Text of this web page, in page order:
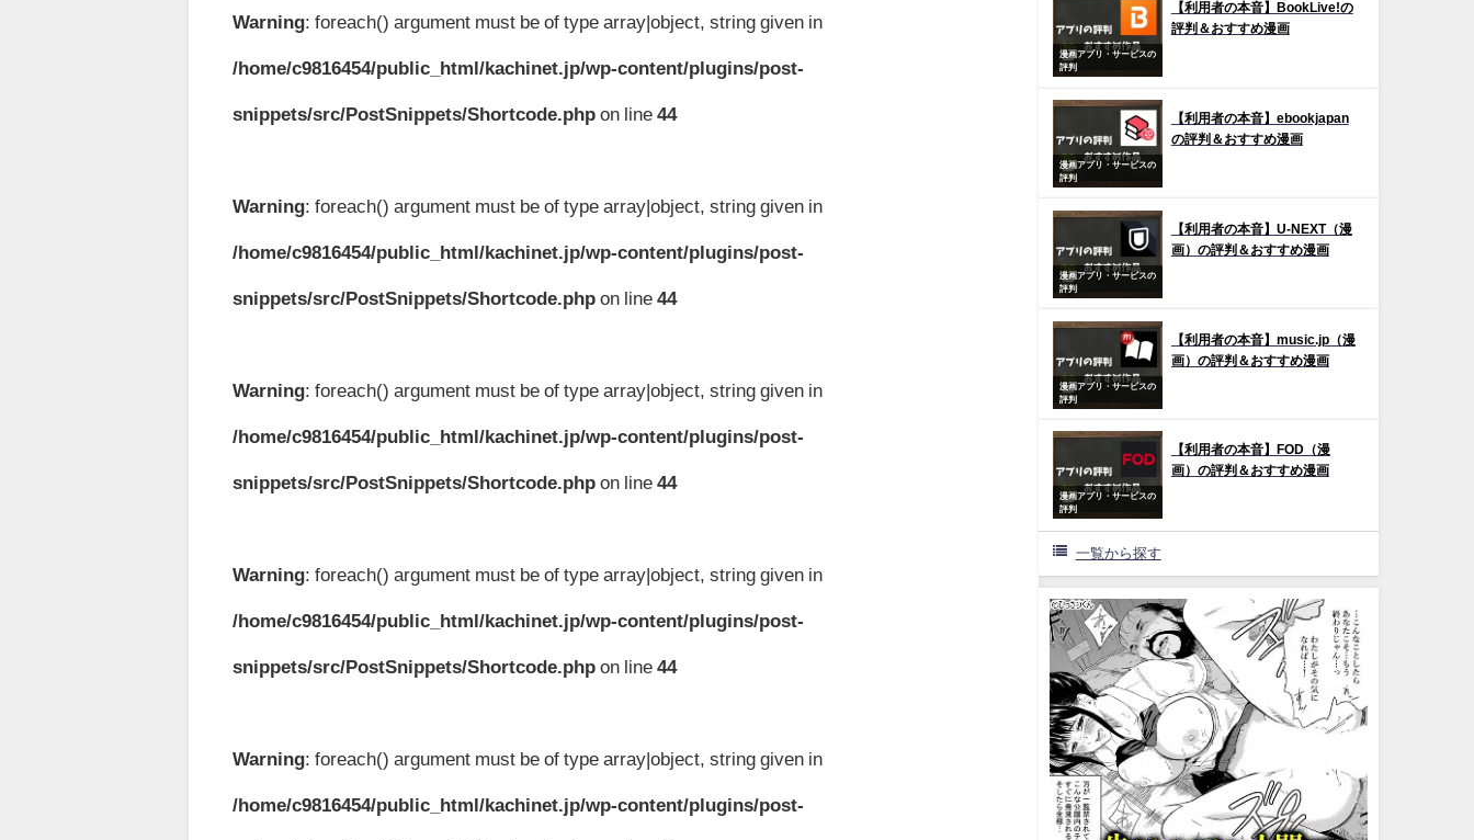
Warning: foreach() argument must be of type array|object, string given in
/home/c9816454/public_html/kachinet.jp/wp-content/plugins/post-
snippets/src/PostSnippets/Shortcode.php on line44
Warning: foreach() argument must be of type array|object, string given in
/home/c9816454/public_html/kachinet.jp/wp-content/plugins/post-
snippets/src/PostSnippets/Shortcode.php on line44
Warning: foreach() argument must be of type array|object, string given in
/home/c9816454/public_html/kachinet.jp/wp-content/plugins/post-
snippets/src/PostSnippets/Shortcode.php on line44
Warning: foreach() argument must be of type array|object, string given in
/home/c9816454/public_html/kachinet.jp/wp-content/plugins/post-
snippets/src/PostSnippets/Shortcode.php on line44
Warning: foreach() argument must be of type array|object, string given in
/home/c9816454/public_html/kachinet.jp/wp-content/plugins/post-
漫画アプリ・サービスの
評判
【利用者の本音】BookLive!の
評判＆おすすめ漫画
漫画アプリ・サービスの
評判
【利用者の本音】ebookjapan
の評判＆おすすめ漫画
漫画アプリ・サービスの
評判
【利用者の本音】U-NEXT（漫
画）の評判＆おすすめ漫画
漫画アプリ・サービスの
評判
【利用者の本音】music.jp（漫
画）の評判＆おすすめ漫画
漫画アプリ・サービスの
評判
【利用者の本音】FOD（漫
画）の評判＆おすすめ漫画
一覧から探す